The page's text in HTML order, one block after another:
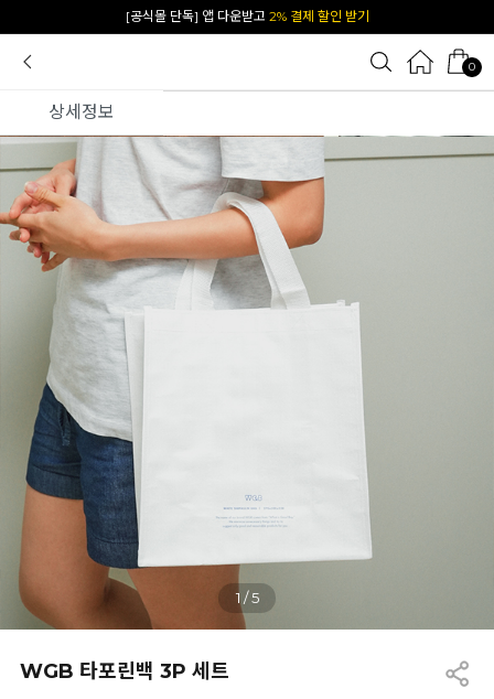
카카오 플친 추가하면1천원 즉시 할인 쿠폰
0
상세정보
1/5
WGB 타포린백 3P 세트